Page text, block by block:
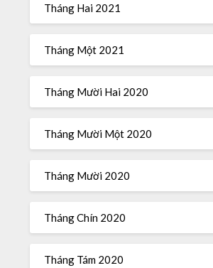
Tháng Hai 2021
Tháng Một 2021
Tháng Mười Hai 2020
Tháng Mười Một 2020
Tháng Mười 2020
Tháng Chín 2020
Tháng Tám 2020